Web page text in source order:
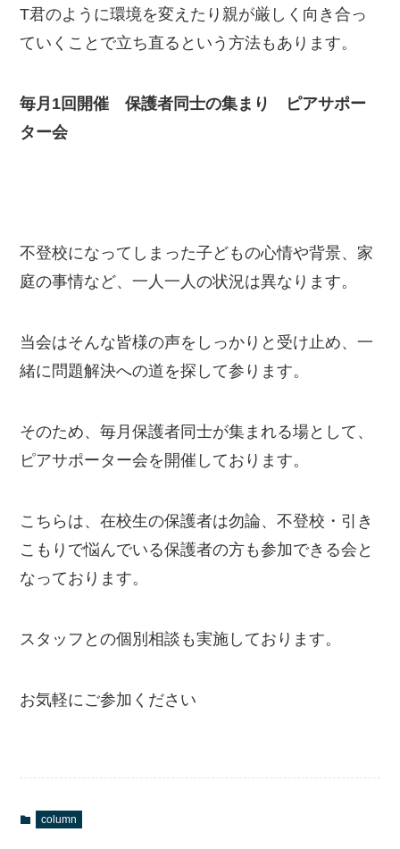
T君のように環境を変えたり親が厳しく向き合っ
ていくことで立ち直るという方法もあります。
毎月1回開催 保護者同士の集まり ピアサポー
ター会
不登校になってしまった子どもの心情や背景、家
庭の事情など、一人一人の状況は異なります。
当会はそんな皆様の声をしっかりと受け止め、一
緒に問題解決への道を探して参ります。
そのため、毎月保護者同士が集まれる場として、
ピアサポーター会を開催しております。
こちらは、在校生の保護者は勿論、不登校・引き
こもりで悩んでいる保護者の方も参加できる会と
なっております。
スタッフとの個別相談も実施しております。
お気軽にご参加ください
column